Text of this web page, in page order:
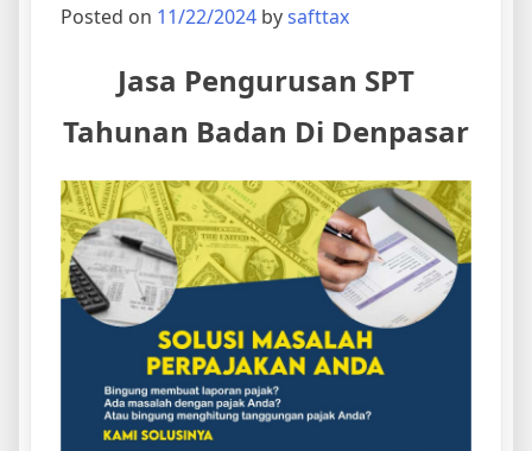
Posted on 11/22/2024 bysafttax
Jasa Pengurusan SPT
Tahunan Badan Di Denpasar